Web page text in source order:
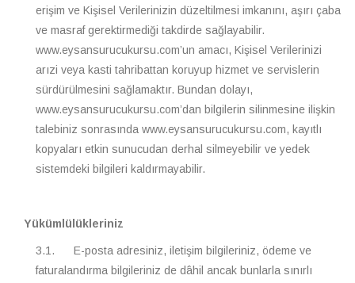
erişim ve Kişisel Verilerinizin düzeltilmesi imkanını, aşırı çaba
ve masraf gerektirmediği takdirde sağlayabilir.
www.eysansurucukursu.com’un amacı, Kişisel Verilerinizi
arızi veya kasti tahribattan koruyup hizmet ve servislerin
sürdürülmesini sağlamaktır. Bundan dolayı,
www.eysansurucukursu.com’dan bilgilerin silinmesine ilişkin
talebiniz sonrasında www.eysansurucukursu.com, kayıtlı
kopyaları etkin sunucudan derhal silmeyebilir ve yedek
sistemdeki bilgileri kaldırmayabilir.
Yükümlülükleriniz
3.1. E-posta adresiniz, iletişim bilgileriniz, ödeme ve
faturalandırma bilgileriniz de dâhil ancak bunlarla sınırlı